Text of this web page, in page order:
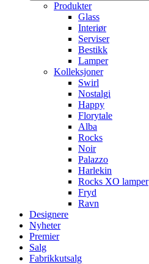
Produkter
Glass
Interiør
Serviser
Bestikk
Lamper
Kolleksjoner
Swirl
Nostalgi
Happy
Florytale
Alba
Rocks
Noir
Palazzo
Harlekin
Rocks XO lamper
Fryd
Ravn
Designere
Nyheter
Premier
Salg
Fabrikkutsalg